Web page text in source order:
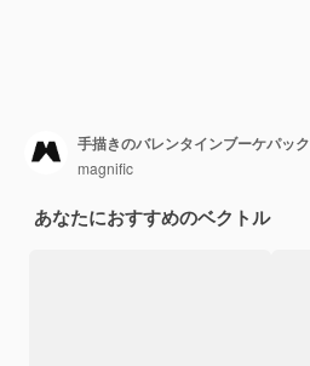
手描きのバレンタインブーケパック
magnific
あなたにおすすめのベクトル